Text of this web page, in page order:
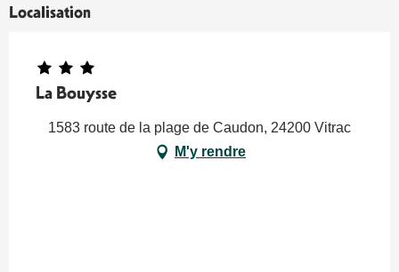
Localisation
La Bouysse
1583 route de la plage de Caudon, 24200 Vitrac
M'y rendre